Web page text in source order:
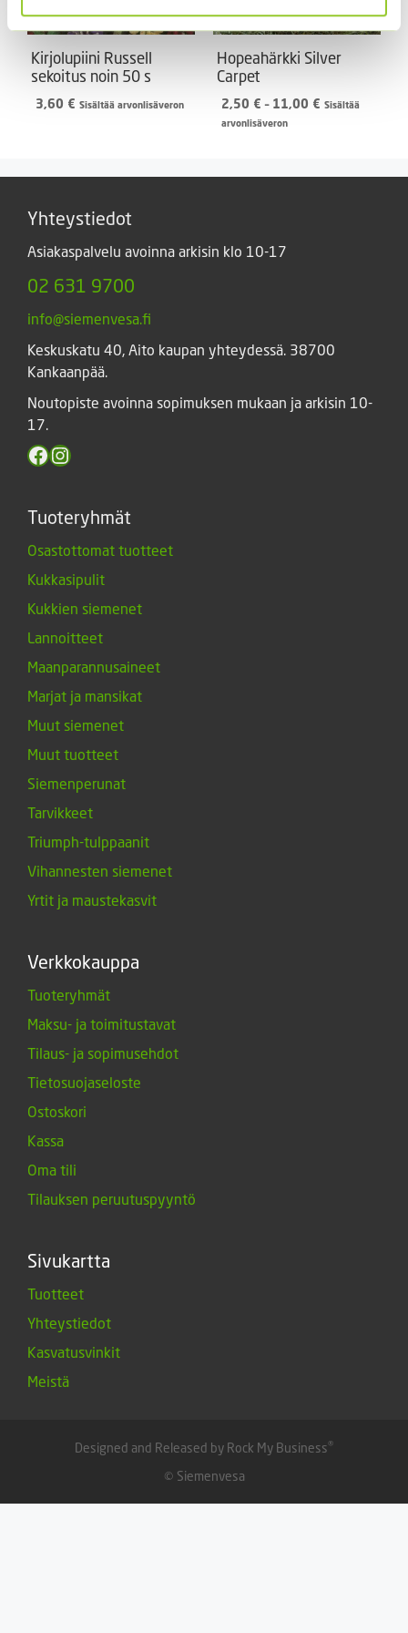
Kirjolupiini Russell
sekoitus noin 50 s
3,60 € Sisältää arvonlisäveron
Hopeahärkki Silver
Carpet
2,50 € – 11,00 € Hintaluokka:
Sisältää
arvonlisäveron
Yhteystiedot
Asiakaspalvelu avoinna arkisin klo 10-17
02 631 9700
info@siemenvesa.fi
Keskuskatu 40, Aito kaupan yhteydessä. 38700
Kankaanpää.
Noutopiste avoinna sopimuksen mukaan ja arkisin 10-
17.
Facebook
Instagram
Tuoteryhmät
Osastottomat tuotteet
Kukkasipulit
Kukkien siemenet
Lannoitteet
Maanparannusaineet
Marjat ja mansikat
Muut siemenet
Muut tuotteet
Siemenperunat
Tarvikkeet
Triumph-tulppaanit
Vihannesten siemenet
Yrtit ja maustekasvit
Verkkokauppa
Tuoteryhmät
Maksu- ja toimitustavat
Tilaus- ja sopimusehdot
Tietosuojaseloste
Ostoskori
Kassa
Oma tili
Tilauksen peruutuspyyntö
Sivukartta
Tuotteet
Yhteystiedot
Kasvatusvinkit
Meistä
Designed and Released by Rock My Business®
© Siemenvesa